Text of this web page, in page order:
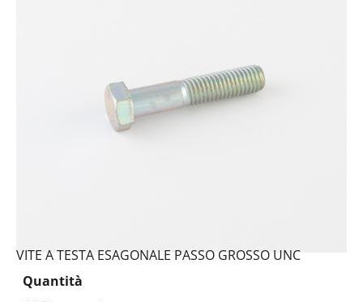
VITE A TESTA ESAGONALE PASSO GROSSO UNC
Quantità